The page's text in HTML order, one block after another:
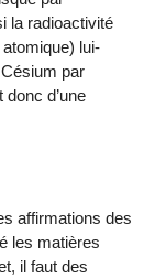
la radioactivité
lui-
par
d’une
affirmations des
les matières
il faut des